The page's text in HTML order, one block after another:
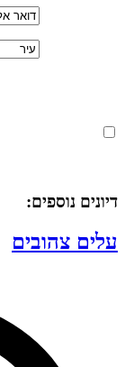
דיונים נוספים:
עלים צהובים